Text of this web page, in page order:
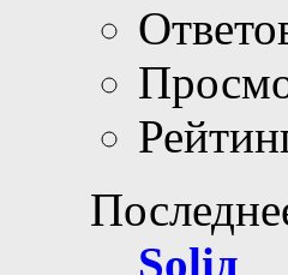
Soliд